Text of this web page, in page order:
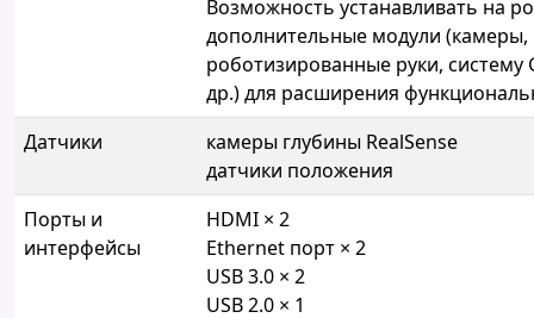
Возможность устанавливать на
дополнительные модули (камеры,
роботизированные руки, систему
др.) для расширения
Датчики
камеры глубины RealSense
датчики положения
Порты и
интерфейсы
HDMI × 2
Ethernet порт × 2
USB 3.0 × 2
USB 2.0 × 1